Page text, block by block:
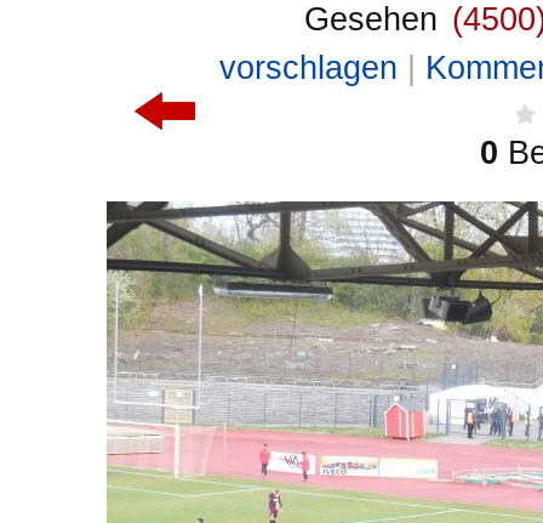
Gesehen
vorschlagen
0